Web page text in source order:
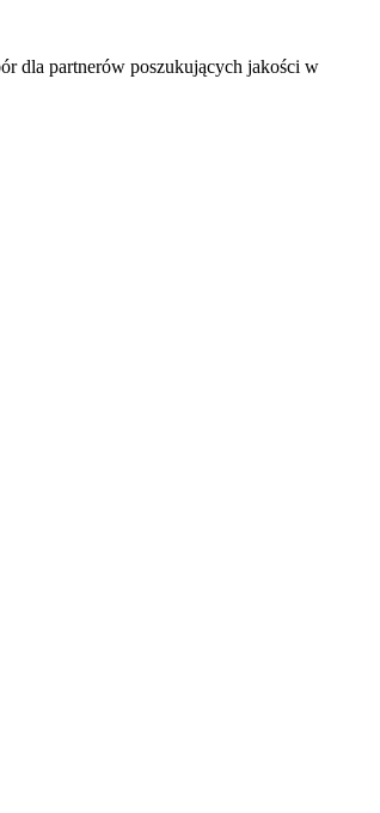
dla partnerów poszukujących jakości w